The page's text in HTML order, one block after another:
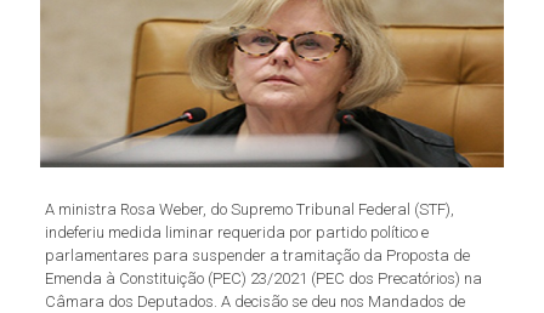
A ministra Rosa Weber, do Supremo Tribunal Federal (STF),
indeferiu medida liminar requerida por partido político e
parlamentares para suspender a tramitação da Proposta de
Emenda à Constituição (PEC) 23/2021 (PEC dos Precatórios) na
Câmara dos Deputados. A decisão se deu nos Mandados de